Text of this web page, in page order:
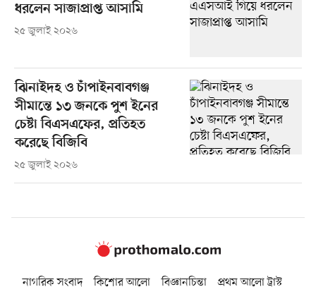
ধরলেন সাজাপ্রাপ্ত আসামি
২৫ জুলাই ২০২৬
ঝিনাইদহ ও চাঁপাইনবাবগঞ্জ
সীমান্তে ১৩ জনকে পুশ ইনের
চেষ্টা বিএসএফের, প্রতিহত
করেছে বিজিবি
২৫ জুলাই ২০২৬
নাগরিক সংবাদ কিশোর আলো বিজ্ঞানচিন্তা
প্রথম আলো ট্রাস্ট